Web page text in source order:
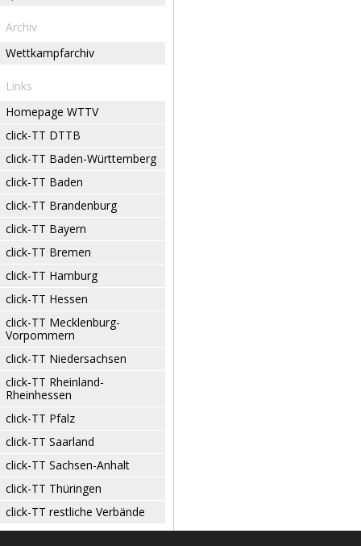
Archiv
Wettkampfarchiv
Links
Homepage WTTV
click-TT DTTB
click-TT Baden-Württemberg
click-TT Baden
click-TT Brandenburg
click-TT Bayern
click-TT Bremen
click-TT Hamburg
click-TT Hessen
click-TT Mecklenburg-
Vorpommern
click-TT Niedersachsen
click-TT Rheinland-
Rheinhessen
click-TT Pfalz
click-TT Saarland
click-TT Sachsen-Anhalt
click-TT Thüringen
click-TT restliche Verbände